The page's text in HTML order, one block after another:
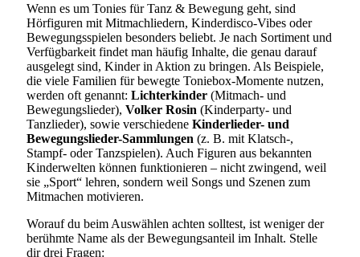
Wenn es um Tonies für Tanz & Bewegung geht, sind
Hörfiguren mit Mitmachliedern, Kinderdisco-Vibes oder
Bewegungsspielen besonders beliebt. Je nach Sortiment und
Verfügbarkeit findet man häufig Inhalte, die genau darauf
ausgelegt sind, Kinder in Aktion zu bringen. Als Beispiele,
die viele Familien für bewegte Toniebox-Momente nutzen,
werden oft genannt: Lichterkinder (Mitmach- und
Bewegungslieder), Volker Rosin (Kinderparty- und
Tanzlieder), sowie verschiedene Kinderlieder- und
Bewegungslieder-Sammlungen (z. B. mit Klatsch-,
Stampf- oder Tanzspielen). Auch Figuren aus bekannten
Kinderwelten können funktionieren – nicht zwingend, weil
sie „Sport“ lehren, sondern weil Songs und Szenen zum
Mitmachen motivieren.
Worauf du beim Auswählen achten solltest, ist weniger der
berühmte Name als der Bewegungsanteil im Inhalt. Stelle
dir drei Fragen: